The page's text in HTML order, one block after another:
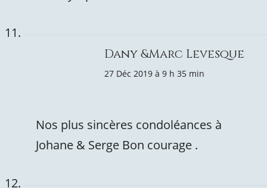
Dany &Marc Levesque
27 Déc 2019 à 9 h 35 min
Nos plus sincères condoléances à
Johane & Serge Bon courage .